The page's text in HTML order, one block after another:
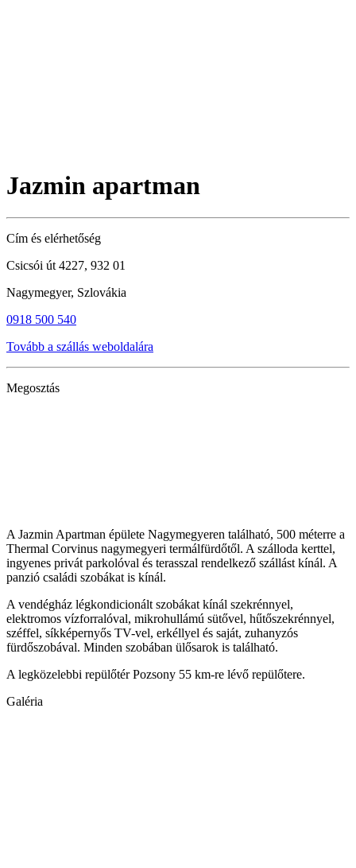
Jazmin apartman
Cím és elérhetőség
Csicsói út 4227, 932 01
Nagymegyer, Szlovákia
0918 500 540
Tovább a szállás weboldalára
Megosztás
A Jazmin Apartman épülete Nagymegyeren található, 500 méterre a
Thermal Corvinus nagymegyeri termálfürdőtől. A szálloda kerttel,
ingyenes privát parkolóval és terasszal rendelkező szállást kínál. A
panzió családi szobákat is kínál.
A vendégház légkondicionált szobákat kínál szekrénnyel,
elektromos vízforralóval, mikrohullámú sütővel, hűtőszekrénnyel,
széffel, síkképernyős TV-vel, erkéllyel és saját, zuhanyzós
fürdőszobával. Minden szobában ülősarok is található.
A legközelebbi repülőtér Pozsony 55 km-re lévő repülőtere.
Galéria